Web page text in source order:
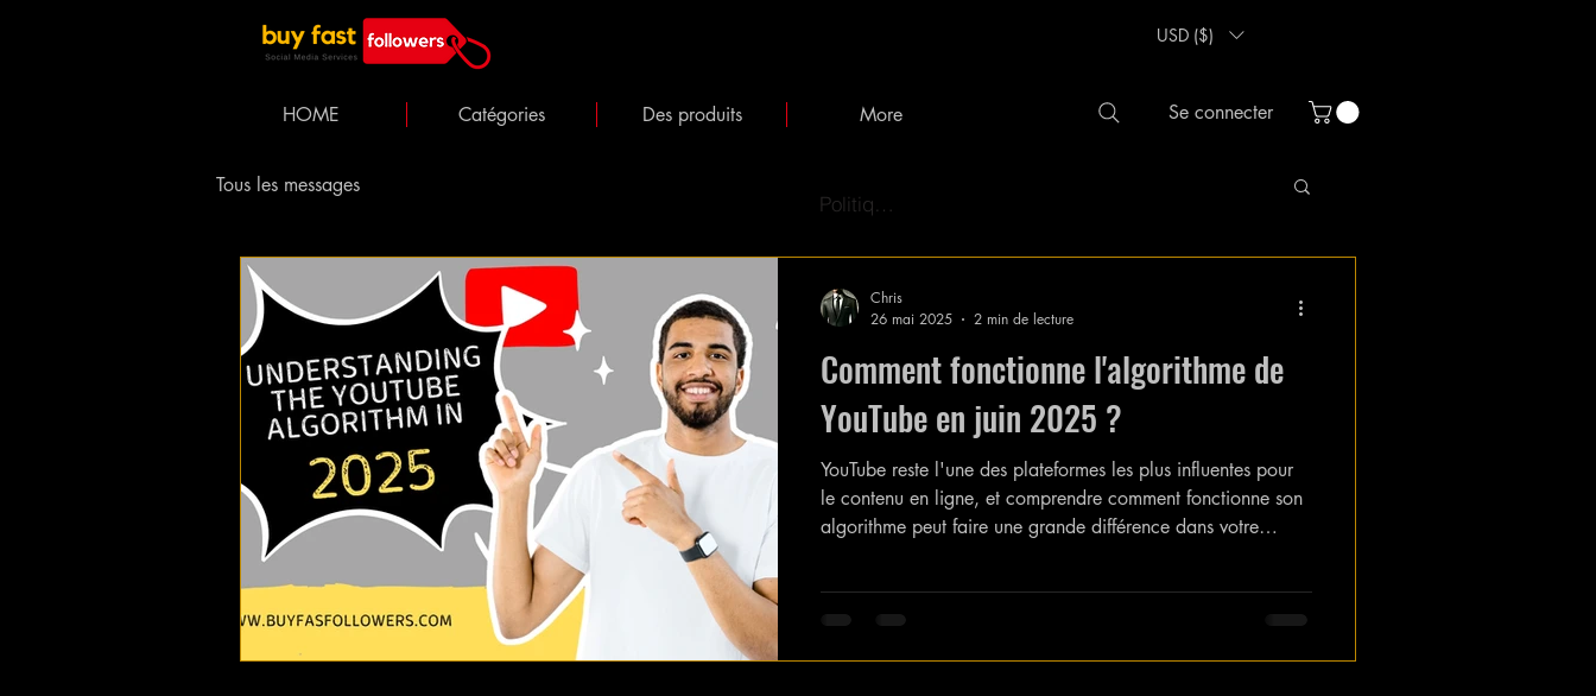
HOME Catégories Des produits More
USD ($)
Se connecter
Tous les messages
Comment fonctionne l'algorithme de
YouTube en juin 2025 ?
YouTube reste l'une des plateformes les plus influentes pour
le contenu en ligne, et comprendre comment fonctionne son
algorithme peut faire une grande différence dans votre
nous décomposons les éléments clés de l’algorithme de
Chris
26 mai 2025
2 min de lecture